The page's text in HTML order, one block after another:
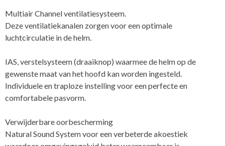
Multiair Channel ventilatiesysteem.
Deze ventilatiekanalen zorgen voor een optimale
luchtcirculatie in de helm.
IAS, verstelsysteem (draaiknop) waarmee de helm op de
gewenste maat van het hoofd kan worden ingesteld.
Individuele en traploze instelling voor een perfecte en
comfortabele pasvorm.
Verwijderbare oorbescherming
Natural Sound System voor een verbeterde akoestiek